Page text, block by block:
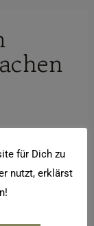
für Dich zu
nutzt, erklärst